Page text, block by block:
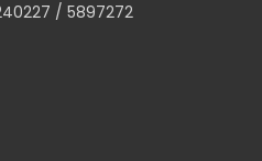
/ 5897272